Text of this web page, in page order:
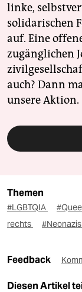
linke,
solidarischen
auf. Eine
zugänglichen
auch? Dann
unsere Aktion.
Themen
#LGBTQIA
rechts
#Neonazis
Feedback
Diesen Artikel